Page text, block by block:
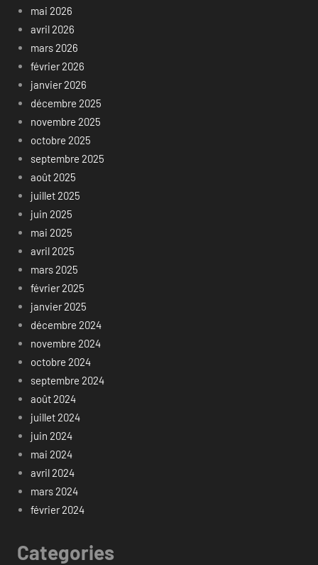
mai 2026
avril 2026
mars 2026
février 2026
janvier 2026
décembre 2025
novembre 2025
octobre 2025
septembre 2025
août 2025
juillet 2025
juin 2025
mai 2025
avril 2025
mars 2025
février 2025
janvier 2025
décembre 2024
novembre 2024
octobre 2024
septembre 2024
août 2024
juillet 2024
juin 2024
mai 2024
avril 2024
mars 2024
février 2024
Categories